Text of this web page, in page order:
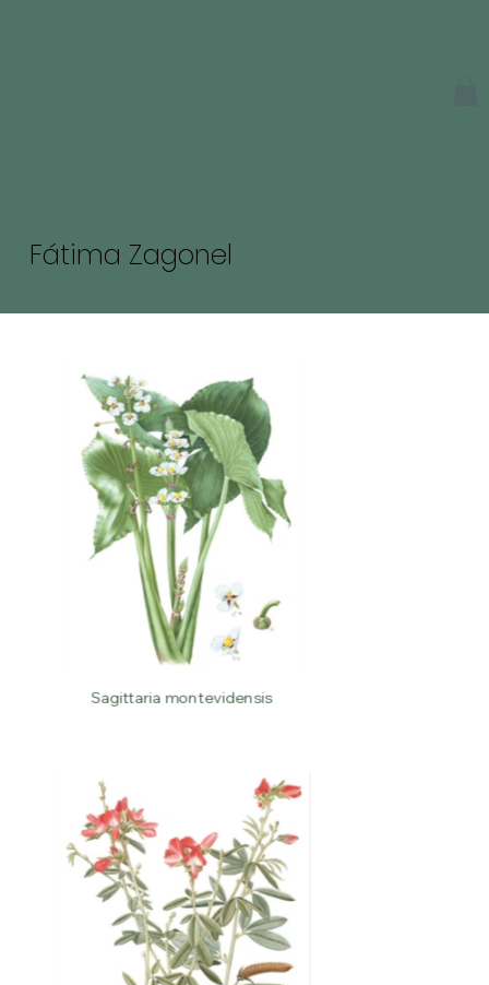
Fátima Zagonel
Sagittaria montevidensis